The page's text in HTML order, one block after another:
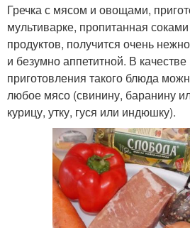
Гречка с мясом и овощами,
мультиварке, пропитанная
продуктов, получится очень
и безумно аппетитной. В
приготовления такого блюда
любое мясо (свинину, баранину
курицу, утку, гуся или индюшку).